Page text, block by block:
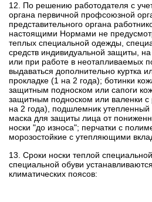
12. По решению работодателя с
органа первичной профсоюзной
представительного органа
настоящими Нормами не
теплых специальной одежды,
средств индивидуальной защиты,
или при работе в неотапливаемых
выдаваться дополнительно куртка
прокладке (1 на 2 года); ботинки
защитным подноском или сапоги
защитным подноском или валенки
на 2 года), подшлемник утепленный
маска для защиты лица от
носки "до износа"; перчатки с
морозостойкие с утепляющими
13. Сроки носки теплой
специальной обуви
климатических поясов: